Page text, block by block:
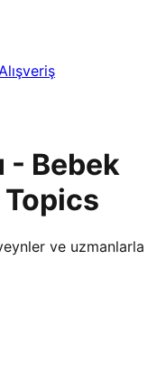
- Bebek
ve uzmanlarla